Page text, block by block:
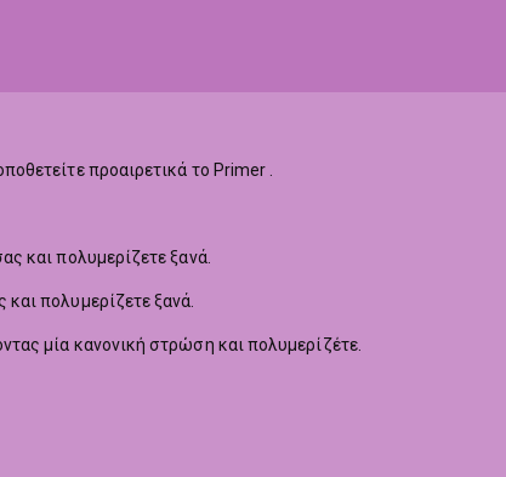
προαιρετικά το Primer .
και πολυμερίζετε ξανά.
πολυμερίζετε ξανά.
μία κανονική στρώση και πολυμερίζέτε.